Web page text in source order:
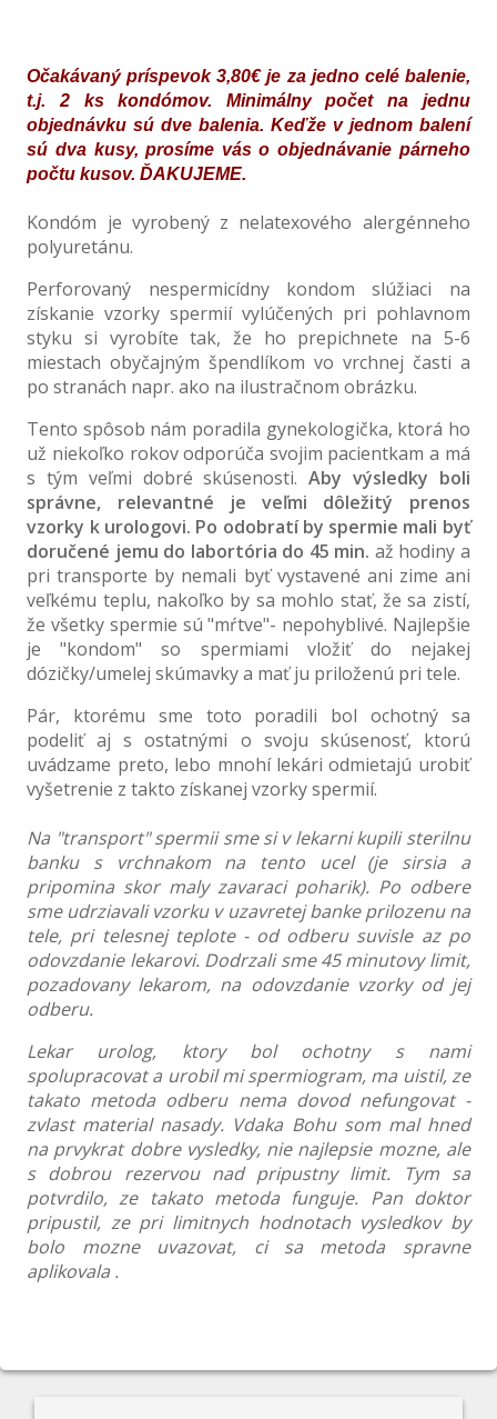
Očakávaný príspevok 3,80€ je za jedno celé balenie,
t.j. 2 ks kondómov. Minimálny počet na jednu
objednávku sú dve balenia. Keďže v jednom balení
sú dva kusy, prosíme vás o objednávanie párneho
počtu kusov. ĎAKUJEME.
Kondóm je vyrobený z nelatexového alergénneho
polyuretánu.
Perforovaný nespermicídny kondom slúžiaci na
získanie vzorky spermií vylúčených pri pohlavnom
styku si vyrobíte tak, že ho prepichnete na 5-6
miestach obyčajným špendlíkom vo vrchnej časti a
po stranách napr. ako na ilustračnom obrázku.
Tento spôsob nám poradila gynekologička, ktorá ho
už niekoľko rokov odporúča svojim pacientkam a má
s tým veľmi dobré skúsenosti.Aby výsledky boli
správne, relevantné je veľmi dôležitý prenos
vzorky k urologovi. Po odobratí by spermie mali byť
doručené jemu do labortória do 45 min. až hodiny a
pri transporte by nemali byť vystavené ani zime ani
veľkému teplu, nakoľko by sa mohlo stať, že sa zistí,
že všetky spermie sú "mŕtve"- nepohyblivé. Najlepšie
je "kondom" so spermiami vložiť do nejakej
dózičky/umelej skúmavky a mať ju priloženú pri tele.
Pár, ktorému sme toto poradili bol ochotný sa
podeliť aj s ostatnými o svoju skúsenosť, ktorú
uvádzame preto, lebo mnohí lekári odmietajú urobiť
vyšetrenie z takto získanej vzorky spermií.
Na "transport" spermii sme si v lekarni kupili sterilnu
banku s vrchnakom na tento ucel (je sirsia a
pripomina skor maly zavaraci poharik). Po odbere
sme udrziavali vzorku v uzavretej banke prilozenu na
tele, pri telesnej teplote - od odberu suvisle az po
odovzdanie lekarovi. Dodrzali sme 45 minutovy limit,
pozadovany lekarom, na odovzdanie vzorky od jej
odberu.
Lekar urolog, ktory bol ochotny s nami
spolupracovat a urobil mi spermiogram, ma uistil, ze
takato metoda odberu nema dovod nefungovat -
zvlast material nasady. Vdaka Bohu som mal hned
na prvykrat dobre vysledky, nie najlepsie mozne, ale
s dobrou rezervou nad pripustny limit. Tym sa
potvrdilo, ze takato metoda funguje. Pan doktor
pripustil, ze pri limitnych hodnotach vysledkov by
bolo mozne uvazovat, ci sa metoda spravne
aplikovala .